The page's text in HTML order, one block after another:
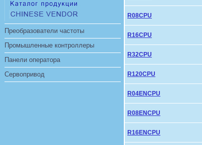
Преобразователи частоты
Промышленные контроллеры
Панели оператора
Сервопривод
R08CPU
R16CPU
R32CPU
R120CPU
R04ENCPU
R08ENCPU
R16ENCPU